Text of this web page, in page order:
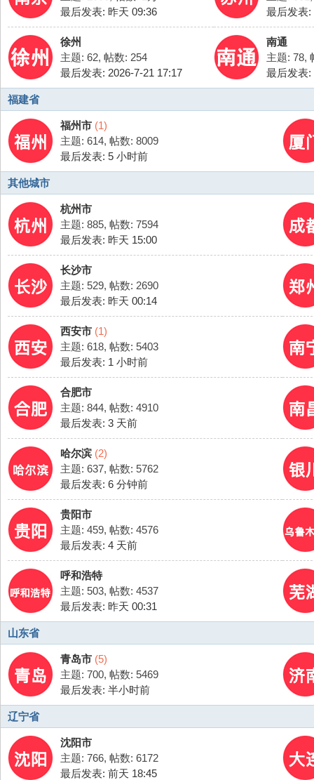
最后发表: 昨天 09:36
最后发表:
徐州
主题: 62, 帖数: 254
最后发表: 2026-7-21 17:17
南通
主题: 78,
最后发表:
福建省
福州市 (1)
主题: 614, 帖数: 8009
最后发表: 5 小时前
其他城市
杭州市
主题: 885, 帖数: 7594
最后发表: 昨天 15:00
长沙市
主题: 529, 帖数: 2690
最后发表: 昨天 00:14
西安市 (1)
主题: 618, 帖数: 5403
最后发表: 1 小时前
合肥市
主题: 844, 帖数: 4910
最后发表: 3 天前
哈尔滨 (2)
主题: 637, 帖数: 5762
最后发表: 6 分钟前
贵阳市
主题: 459, 帖数: 4576
最后发表: 4 天前
呼和浩特
主题: 503, 帖数: 4537
最后发表: 昨天 00:31
山东省
青岛市 (5)
主题: 700, 帖数: 5469
最后发表: 半小时前
辽宁省
沈阳市
主题: 766, 帖数: 6172
最后发表: 前天 18:45